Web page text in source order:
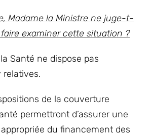
Madame la Ministre ne juge-t-
examiner cette situation ?
Santé ne dispose pas
relatives.
de la couverture
permettront d’assurer une
du financement des